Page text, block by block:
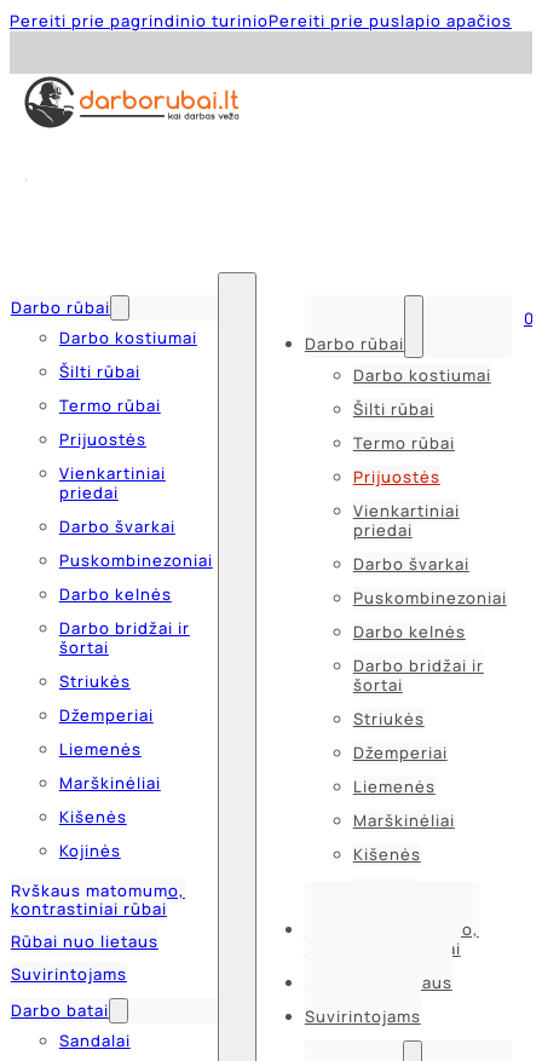
Pereiti prie pagrindinio turinioPereiti prie puslapio apačios
Darbo rūbai
Darbo kostiumai
Šilti rūbai
Termo rūbai
Prijuostės
Vienkartiniai
priedai
Darbo švarkai
Puskombinezoniai
Darbo kelnės
Darbo bridžai ir
šortai
Striukės
Džemperiai
Liemenės
Marškinėliai
Kišenės
Kojinės
Ryškaus matomumo,
kontrastiniai rūbai
Rūbai nuo lietaus
Suvirintojams
Darbo batai
Sandalai
Darbo rūbai
Darbo kostiumai
Šilti rūbai
Termo rūbai
Prijuostės
Vienkartiniai
priedai
Darbo švarkai
Puskombinezoniai
Darbo kelnės
Darbo bridžai ir
šortai
Striukės
Džemperiai
Liemenės
Marškinėliai
Kišenės
Ryškaus matomumo,
kontrastiniai rūbai
Rūbai nuo lietaus
Suvirintojams
0